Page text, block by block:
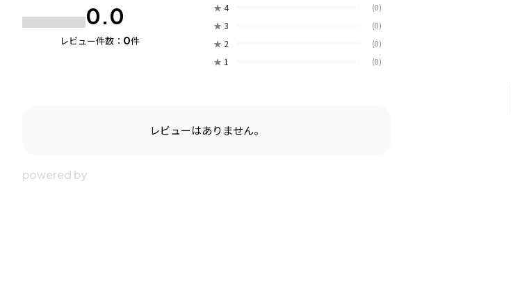
0.0
レビュー件数： 0件
★ 4 (0)
★ 3 (0)
★ 2 (0)
★ 1 (0)
レビューはありません。